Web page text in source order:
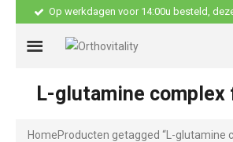
Op werkdagen voor 14:00u besteld,
L-glutamine
HomeProducten getagged “L-glutamine